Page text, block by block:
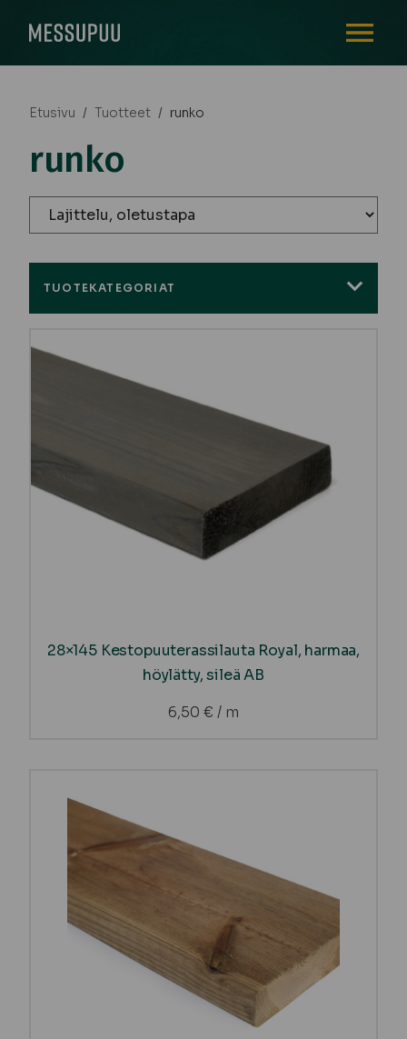
Etusivu / Tuotteet / runko
runko
TUOTEKATEGORIAT
28×145 Kestopuuterassilauta Royal, harmaa,
höylätty, sileä AB
6,50 € / m